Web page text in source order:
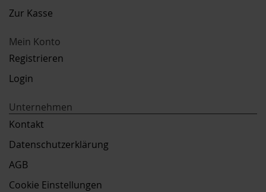
Zur Kasse
Mein Konto
Registrieren
Login
Unternehmen
Kontakt
Datenschutzerklärung
AGB
Cookie Einstellungen